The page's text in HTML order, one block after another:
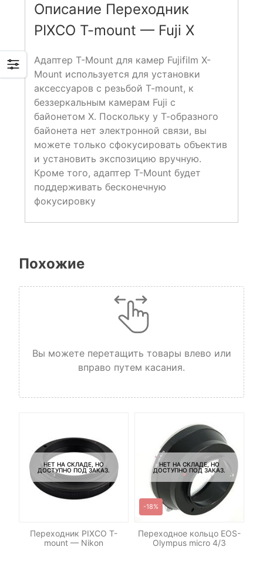
Описание Переходник
PIXCO T-mount — Fuji X
Адаптер T-Mount для камер Fujifilm X-
Mount используется для установки
аксессуаров с резьбой T-mount, к
беззеркальным камерам Fuji с
байонетом X. Поскольку у Т-образного
байонета нет электронной связи, вы
можете только сфокусировать объектив
и установить экспозицию вручную.
Кроме того, адаптер T-Mount будет
поддерживать бесконечную
фокусировку
Похожие
Вы можете перетащить товары влево или
вправо путем касания.
НЕТ НА СКЛАДЕ, НО
ДОСТУПНО ПОД ЗАКАЗ.
Переходник PIXCO T-
mount — Nikon
НЕТ НА СКЛАДЕ, НО
ДОСТУПНО ПОД ЗАКАЗ.
-18%
Переходное кольцо EOS-
Olympus micro 4/3